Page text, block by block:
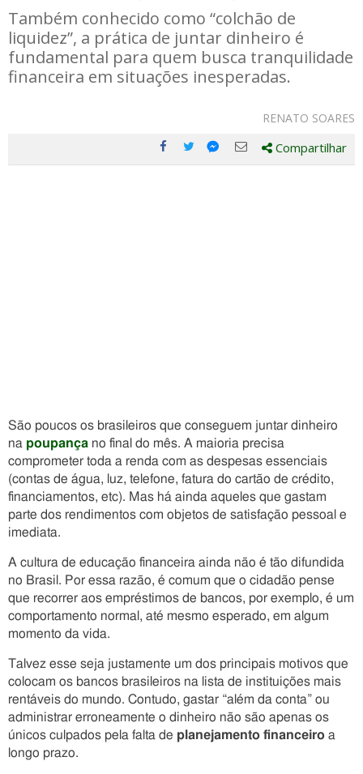
Também conhecido como “colchão de
liquidez”, a prática de juntar dinheiro é
fundamental para quem busca tranquilidade
financeira em situações inesperadas.
RENATO SOARES
Compartilhe
Compartilhe
Compartilhe
Compartilhe
Compartilhar
São poucos os brasileiros que conseguem juntar dinheiro
na poupança no final do mês. A maioria precisa
comprometer toda a renda com as despesas essenciais
(contas de água, luz, telefone, fatura do cartão de crédito,
financiamentos, etc). Mas há ainda aqueles que gastam
parte dos rendimentos com objetos de satisfação pessoal e
imediata.
A cultura de educação financeira ainda não é tão difundida
no Brasil. Por essa razão, é comum que o cidadão pense
que recorrer aos empréstimos de bancos, por exemplo, é um
comportamento normal, até mesmo esperado, em algum
momento da vida.
Talvez esse seja justamente um dos principais motivos que
colocam os bancos brasileiros na lista de instituições mais
rentáveis do mundo. Contudo, gastar “além da conta” ou
administrar erroneamente o dinheiro não são apenas os
únicos culpados pela falta de planejamento financeiro a
longo prazo.